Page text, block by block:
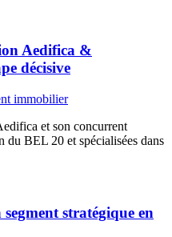
Aedifica &
décisive
immobilier
et son concurrent
du BEL 20 et spécialisées dans
stratégique en